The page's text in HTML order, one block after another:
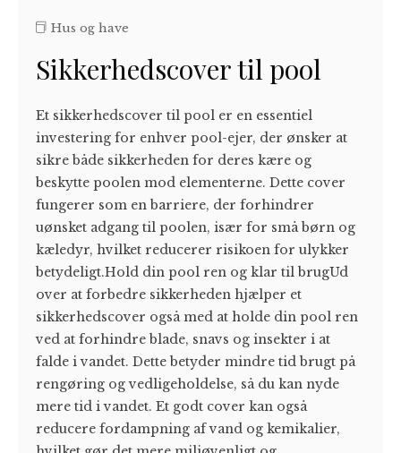
Hus og have
Sikkerhedscover til pool
Et sikkerhedscover til pool er en essentiel
investering for enhver pool-ejer, der ønsker at
sikre både sikkerheden for deres kære og
beskytte poolen mod elementerne. Dette cover
fungerer som en barriere, der forhindrer
uønsket adgang til poolen, især for små børn og
kæledyr, hvilket reducerer risikoen for ulykker
betydeligt.Hold din pool ren og klar til brugUd
over at forbedre sikkerheden hjælper et
sikkerhedscover også med at holde din pool ren
ved at forhindre blade, snavs og insekter i at
falde i vandet. Dette betyder mindre tid brugt på
rengøring og vedligeholdelse, så du kan nyde
mere tid i vandet. Et godt cover kan også
reducere fordampning af vand og kemikalier,